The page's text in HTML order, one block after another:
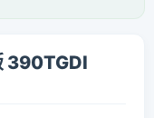
390TGDI